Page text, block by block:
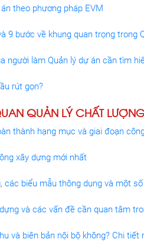
theo phương pháp EVM
9 bước về khung quan trọng trong
người làm Quản lý dự án cần tìm
rút gọn?
QUẢN LÝ CHẤT
thành hạng mục và giai đoạn
xây dựng mới nhất
các biểu mẫu thông dụng và một
và các vấn đề cần quan tâm
và biên bản nội bộ không? Chi tiết